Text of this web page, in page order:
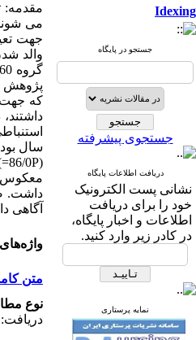
Idexing
جستجو در پایگاه
جستجوی پیشرفته
دریافت اطلاعات پایگاه
نشانی پست الکترونیک
خود را برای دریافت
اطلاعات و اخبار پایگاه،
در کادر زیر وارد کنید.
نمایه پرستاری
مقدمه:
می
جهت
داشت.
آگاهی
متن
نوع
دریافت: 1393/8/7 | پذیرش: 1393/8/7 | انتشار: 1393/8/7 | انتشار الکترونیک: 1393/8/7